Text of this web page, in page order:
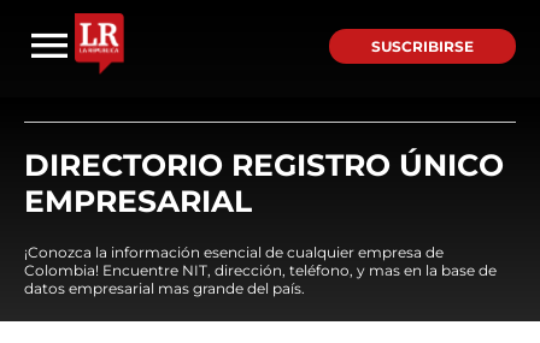
SUSCRIBIRSE
DIRECTORIO REGISTRO ÚNICO
EMPRESARIAL
¡Conozca la información esencial de cualquier empresa de
Colombia! Encuentre NIT, dirección, teléfono, y mas en la base de
datos empresarial mas grande del país.